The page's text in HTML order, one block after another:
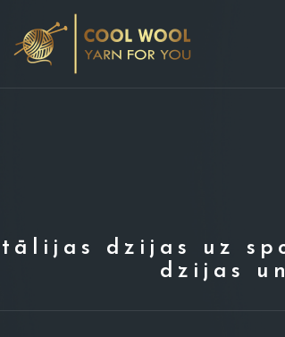
Itālijas dzijas uz
dzijas